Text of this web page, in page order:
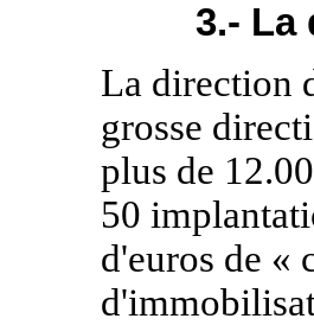
3.- La
La direction
grosse
plus de
50
d'euros de «